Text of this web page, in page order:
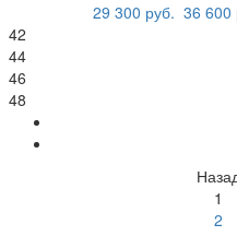
29 300 руб. 36 600
42
44
46
48
1
2